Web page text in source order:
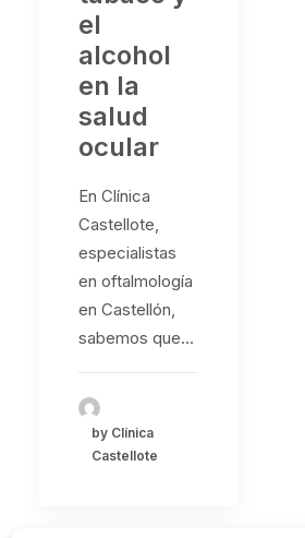
el
alcohol
en la
salud
ocular
En Clínica
Castellote,
especialistas
en oftalmología
en Castellón,
sabemos que…
by Clínica
Castellote